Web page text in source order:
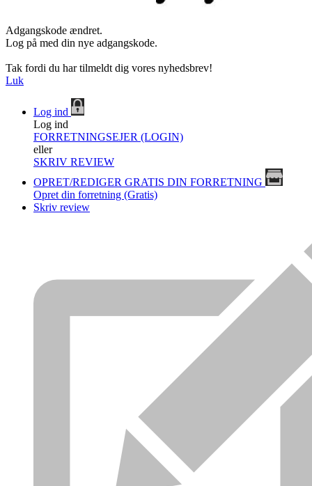
Adgangskode ændret.
Log på med din nye adgangskode.
Tak fordi du har tilmeldt dig vores nyhedsbrev!
Luk
Log ind
Log ind
FORRETNINGSEJER (LOGIN)
eller
SKRIV REVIEW
OPRET/REDIGER GRATIS DIN FORRETNING
Opret din forretning (Gratis)
Skriv review